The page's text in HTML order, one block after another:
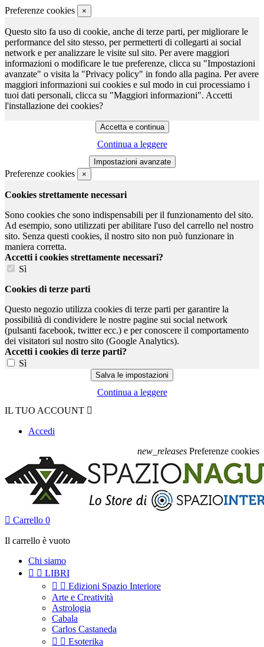
Preferenze cookies ×
Questo sito fa uso di cookie, anche di terze parti, per migliorare le
performance del sito stesso, per permetterti di collegarti ai social
network e per analizzare le visite sul sito. Per avere maggiori
informazioni o modificare le tue preferenze, clicca su "Impostazioni
avanzate" o visita la "Privacy policy" in fondo alla pagina. Per avere
maggiori informazioni sui cookies e sul modo in cui processiamo i
tuoi dati personali, clicca su "Maggiori informazioni". Accetti
l'installazione dei cookies?
Continua a leggere
Preferenze cookies ×
Cookies strettamente necessari
Sono cookies che sono indispensabili per il funzionamento del sito.
Ad esempio, sono utilizzati per abilitare l'uso del carrello nel nostro
sito. Senza questi cookies, il nostro sito non può funzionare in
maniera corretta.
Accetti i cookies strettamente necessari?
Sì
Cookies di terze parti
Questo negozio utilizza cookies di terze parti per garantire la
possibilità di condividere le nostre pagine sui social network
(pulsanti facebook, twitter ecc.) e per conoscere il comportamento
dei visitatori sul nostro sito (Google Analytics).
Accetti i cookies di terze parti?
Sì
Continua a leggere
IL TUO ACCOUNT 
Accedi
new_releases Preferenze cookies
 Carrello 0
Il carrello è vuoto
Chi siamo
  LIBRI
  Edizioni Spazio Interiore
Arte e Creatività
Astrologia
Cabala
Carlos Castaneda
  Esoterika